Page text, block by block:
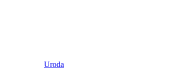
Uroda